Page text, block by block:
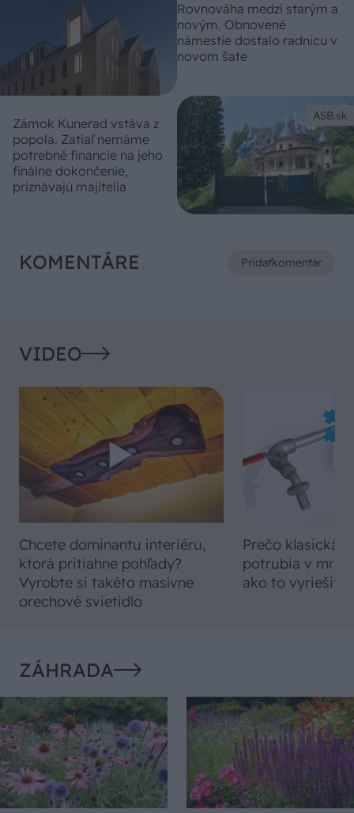
Rovnováha medzi starým a
novým. Obnovené
námestie dostalo radnicu v
novom šate
ASB.sk
Zámok Kunerad vstáva z
popola. Zatiaľ nemáme
potrebné financie na jeho
finálne dokončenie,
priznávajú majitelia
KOMENTÁRE Pridaťkomentár
VIDEO
Chcete dominantu interiéru,
ktorá pritiahne pohľady?
Vyrobte si takéto masívne
orechové svietidlo
Prečo klasická
potrubia v
ako to vyriešiť
ZÁHRADA